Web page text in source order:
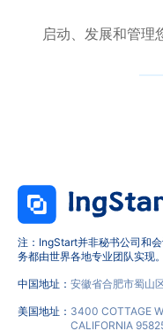
启动、发展和管理
注：IngStart并非秘书公司和
务都由世界各地专业团队实现。
中国地址： 安徽省合肥市蜀山
美国地址： 3400 COTTAGE
CALIFORNIA